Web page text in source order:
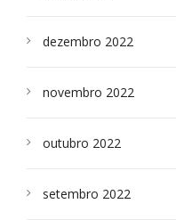
dezembro 2022
novembro 2022
outubro 2022
setembro 2022